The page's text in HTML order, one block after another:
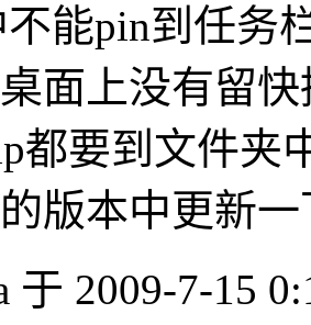
能pin到任务
面上没有留
都要到文件夹
版本中更新
于 2009-7-15